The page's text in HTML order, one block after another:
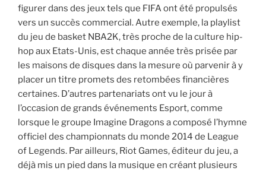
figurer dans des jeux tels que FIFA ont été propulsés
vers un succès commercial. Autre exemple, la playlist
du jeu de basket NBA2K, très proche de la culture hip-
hop aux Etats-Unis, est chaque année très prisée par
les maisons de disques dans la mesure où parvenir à y
placer un titre promets des retombées financières
certaines. D’autres partenariats ont vu le jour à
l’occasion de grands événements Esport, comme
lorsque le groupe Imagine Dragons a composé l’hymne
officiel des championnats du monde 2014 de League
of Legends. Par ailleurs, Riot Games, éditeur du jeu, a
déjà mis un pied dans la musique en créant plusieurs